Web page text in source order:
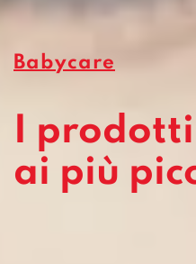
Babycare
I
ai più